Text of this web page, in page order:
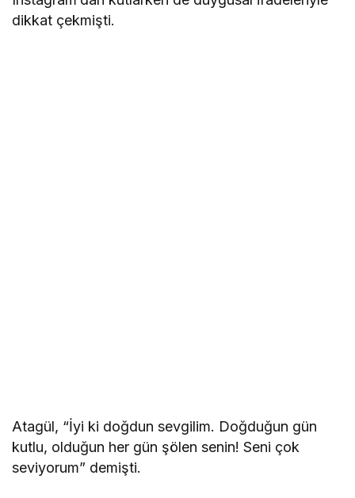
dikkat çekmişti.
Atagül, “İyi ki doğdun sevgilim. Doğduğun gün
kutlu, olduğun her gün şölen senin! Seni çok
seviyorum” demişti.